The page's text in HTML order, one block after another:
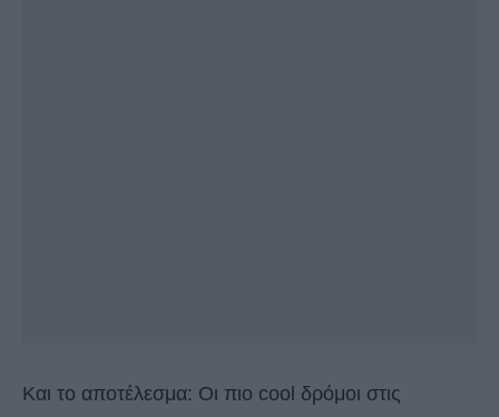
Και το αποτέλεσμα: Οι πιο cool δρόμοι στις